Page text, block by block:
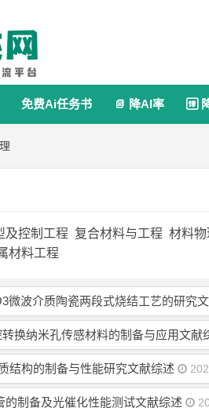
免费Ai任务书  降AI率 
及控制工程 复合材料与工程 材料物
材料工程
微波介质陶瓷两段式烧结工艺的研究
换纳米孔传感材料的制备与应用文献
结构的制备与性能研究文献综述
的制备及光催化性能测试文献综述